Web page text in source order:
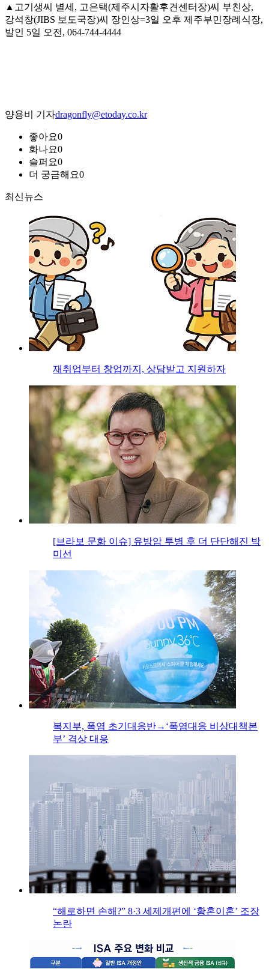
▲고기생씨 별세, 고은택(제주시자활후견센터장)씨 부친상,
강석창(JIBS 보도국장)씨 장인상=3일 오후 제주부민장례식장,
발인 5일 오전, 064-744-4444
양용비 기자dragonfly@etoday.co.kr
좋아요0
화나요0
슬퍼요0
더 궁금해요0
최신뉴스
재취업부터 창업까지, 상담받고 지원하자
[브라보 문화 이슈] 유방암 투병 후 더 단단해진 박
미선
복지부, 폭염 초기대응반→‘폭염대응 비상대책본
부’ 격상 대응
“해로하면 손해?” 8·3 세제개편에 ‘황혼이혼’ 조장
논란